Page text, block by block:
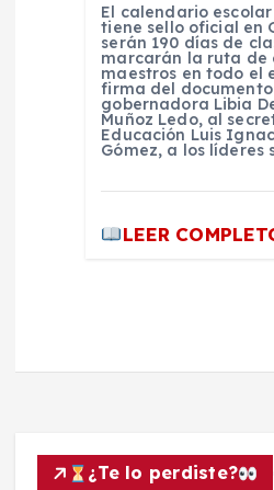
El calendario escolar
tiene sello oficial en
serán 190 días de
marcarán la ruta de
maestros en todo el
firma del
gobernadora Libia
Muñoz Ledo, al
Educación Luis
Gómez, a los líderes
LEER
¿Te lo perdiste?